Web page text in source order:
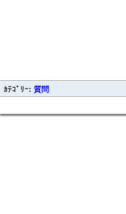
ｶﾃｺﾞﾘｰ: 質問